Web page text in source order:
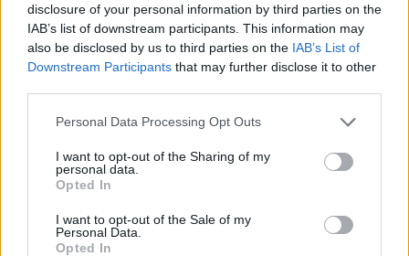
disclosure of your personal information by third parties on the
IAB’s list of downstream participants. This information may
also be disclosed by us to third parties on the IAB’s List of
Downstream Participants that may further disclose it to other
Personal Data Processing Opt Outs
I want to opt-out of the Sharing of my
personal data.
Opted In
I want to opt-out of the Sale of my
Personal Data.
Opted In
Cím: Dudás Attila
Műgyűjtők Háza kft.
Budapest
1023.Bp. Zsigmond tér 11.
Telefon: 18008123
http://www.mugyujtokhaza.hu
Bemutatkozás: 2013 nyarán nyitottuk meg Galériánkat
áron, gyorsan találjanak vevőt műtárgyaikra, az eladók pedig
rendszeresen tudják gazdagítani gyűjteményüket változatos